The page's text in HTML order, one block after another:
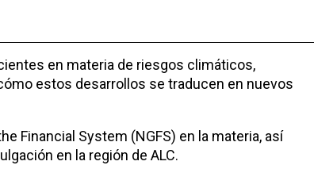
en materia de riesgos climáticos,
estos desarrollos se traducen en nuevos
Financial System (NGFS) en la materia, así
en la región de ALC.